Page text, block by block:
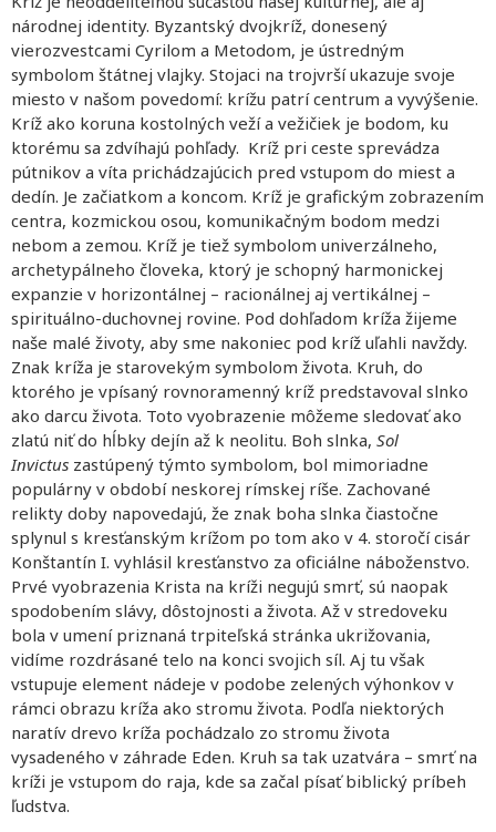
národnej identity. Byzantský dvojkríž, donesený
vierozvestcami Cyrilom a Metodom, je ústredným
symbolom štátnej vlajky. Stojaci na trojvrší ukazuje svoje
miesto v našom povedomí: krížu patrí centrum a vyvýšenie.
Kríž ako koruna kostolných veží a vežičiek je bodom, ku
ktorému sa zdvíhajú pohľady. Kríž pri ceste sprevádza
pútnikov a víta prichádzajúcich pred vstupom do miest a
dedín. Je začiatkom a koncom. Kríž je grafickým zobrazením
centra, kozmickou osou, komunikačným bodom medzi
nebom a zemou. Kríž je tiež symbolom univerzálneho,
archetypálneho človeka, ktorý je schopný harmonickej
expanzie v horizontálnej – racionálnej aj vertikálnej –
spirituálno-duchovnej rovine. Pod dohľadom kríža žijeme
naše malé životy, aby sme nakoniec pod kríž uľahli navždy.
Znak kríža je starovekým symbolom života. Kruh, do
ktorého je vpísaný rovnoramenný kríž predstavoval slnko
ako darcu života. Toto vyobrazenie môžeme sledovať ako
zlatú niť do hĺbky dejín až k neolitu. Boh slnka, Sol
Invictus zastúpený týmto symbolom, bol mimoriadne
populárny v období neskorej rímskej ríše. Zachované
relikty doby napovedajú, že znak boha slnka čiastočne
splynul s kresťanským krížom po tom ako v 4. storočí cisár
Konštantín I. vyhlásil kresťanstvo za oficiálne náboženstvo.
Prvé vyobrazenia Krista na kríži negujú smrť, sú naopak
spodobením slávy, dôstojnosti a života. Až v stredoveku
bola v umení priznaná trpiteľská stránka ukrižovania,
vidíme rozdrásané telo na konci svojich síl. Aj tu však
vstupuje element nádeje v podobe zelených výhonkov v
rámci obrazu kríža ako stromu života. Podľa niektorých
naratív drevo kríža pochádzalo zo stromu života
vysadeného v záhrade Eden. Kruh sa tak uzatvára – smrť na
kríži je vstupom do raja, kde sa začal písať biblický príbeh
ľudstva.